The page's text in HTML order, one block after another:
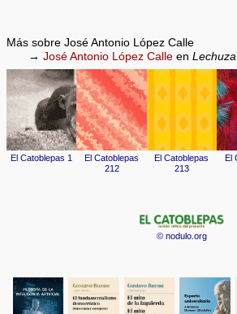
Más sobre José Antonio López Calle
→José Antonio López Calle enLechuza
© nodulo.org